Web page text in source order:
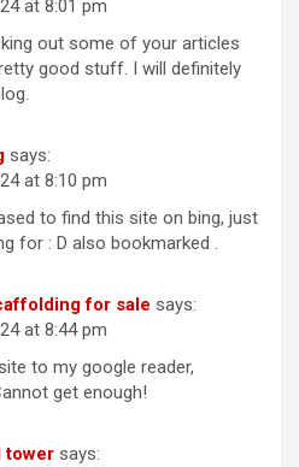
at 8:01 pm
out some of your articles
good stuff. I will definitely
says:
at 8:10 pm
to find this site on bing, just
for : D also bookmarked .
for sale says:
at 8:44 pm
to my google reader,
get enough!
tower says: